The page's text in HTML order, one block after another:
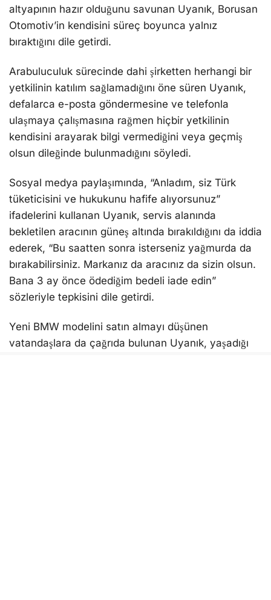
altyapının hazır olduğunu savunan Uyanık, Borusan
Otomotiv’in kendisini süreç boyunca yalnız
bıraktığını dile getirdi.
Arabuluculuk sürecinde dahi şirketten herhangi bir
yetkilinin katılım sağlamadığını öne süren Uyanık,
defalarca e-posta göndermesine ve telefonla
ulaşmaya çalışmasına rağmen hiçbir yetkilinin
kendisini arayarak bilgi vermediğini veya geçmiş
olsun dileğinde bulunmadığını söyledi.
Sosyal medya paylaşımında, “Anladım, siz Türk
tüketicisini ve hukukunu hafife alıyorsunuz”
ifadelerini kullanan Uyanık, servis alanında
bekletilen aracının güneş altında bırakıldığını da iddia
ederek, “Bu saatten sonra isterseniz yağmurda da
bırakabilirsiniz. Markanız da aracınız da sizin olsun.
Bana 3 ay önce ödediğim bedeli iade edin”
sözleriyle tepkisini dile getirdi.
Yeni BMW modelini satın almayı düşünen
vatandaşlara da çağrıda bulunan Uyanık, yaşadığı